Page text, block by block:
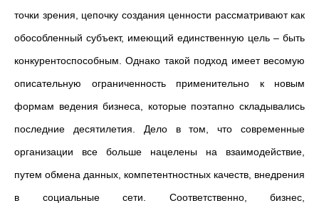
точки зрения, цепочку создания ценности рассматривают как
обособленный субъект, имеющий единственную цель – быть
конкурентоспособным. Однако такой подход имеет весомую
описательную ограниченность применительно к новым
формам ведения бизнеса, которые поэтапно складывались
последние десятилетия. Дело в том, что современные
организации все больше нацелены на взаимодействие,
путем обмена данных, компетентностных качеств, внедрения
в социальные сети. Соответственно, бизнес,